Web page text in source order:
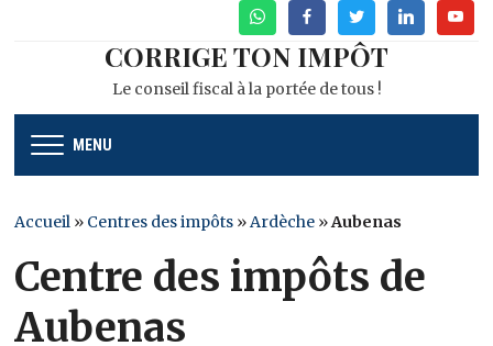
WhatsAppFacebookTwitterLinkedin
CORRIGE TON IMPÔT
Le conseil fiscal à la portée de tous !
MENU
Accueil » Centres des impôts »Ardèche »Aubenas
Centre des impôts de
Aubenas